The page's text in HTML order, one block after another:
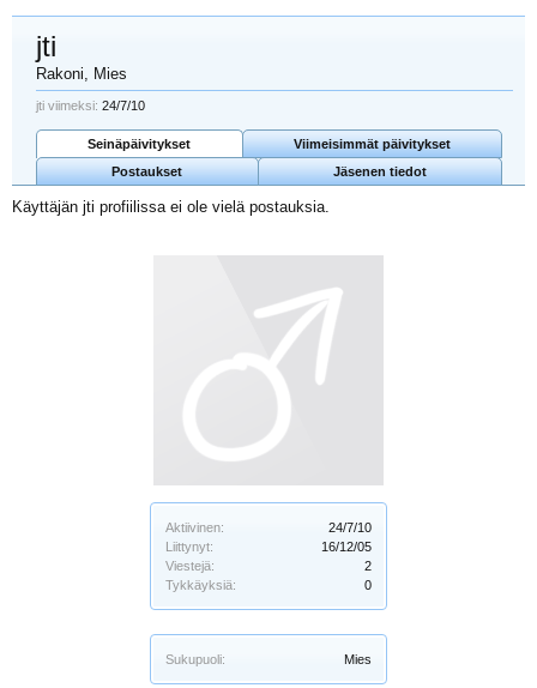
Aktiivinen:
24/7/10
Liittynyt:
16/12/05
Viestejä:
2
Tykkäyksiä:
0
Sukupuoli: Mies
jti
Rakoni , Mies
jti viimeksi: 24/7/10
Seinäpäivitykset
Viimeisimmät päivitykset
Postaukset
Jäsenen tiedot
Käyttäjän jti profiilissa ei ole vielä postauksia.